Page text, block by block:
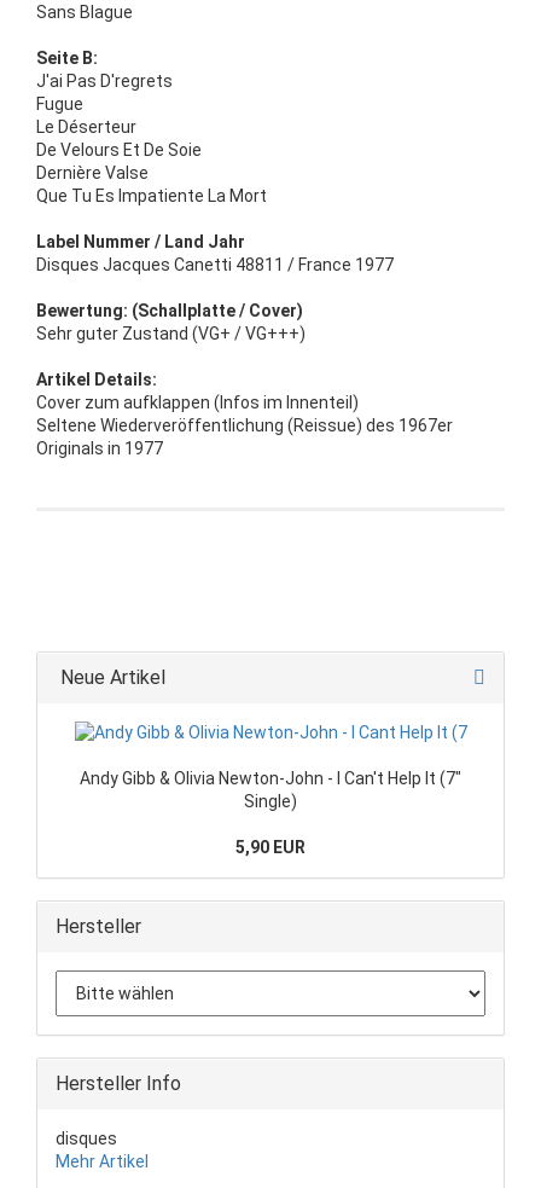
Sans Blague
Seite B:
J'ai Pas D'regrets
Fugue
Le Déserteur
De Velours Et De Soie
Dernière Valse
Que Tu Es Impatiente La Mort
Label Nummer / Land Jahr
Disques Jacques Canetti 48811 / France 1977
Bewertung: (Schallplatte / Cover)
Sehr guter Zustand (VG+ / VG+++)
Artikel Details:
Cover zum aufklappen (Infos im Innenteil)
Seltene Wiederveröffentlichung (Reissue) des 1967er
Originals in 1977
Neue Artikel
Andy Gibb & Olivia Newton-John - I Can't Help It (7"
Single)
5,90 EUR
Hersteller
Hersteller Info
disques
Mehr Artikel